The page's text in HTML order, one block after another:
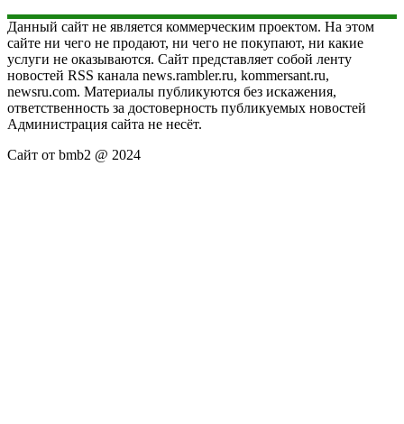
Данный сайт не является коммерческим проектом. На этом
сайте ни чего не продают, ни чего не покупают, ни какие
услуги не оказываются. Сайт представляет собой ленту
новостей RSS канала news.rambler.ru, kommersant.ru,
newsru.com. Материалы публикуются без искажения,
ответственность за достоверность публикуемых новостей
Администрация сайта не несёт.
Сайт от bmb2 @ 2024